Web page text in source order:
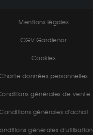
Mentions légales
CGV Gardienor
Cookies
données personnelles
générales de vente
générales d'achat
générales d'utilisation